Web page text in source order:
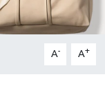
A- A+